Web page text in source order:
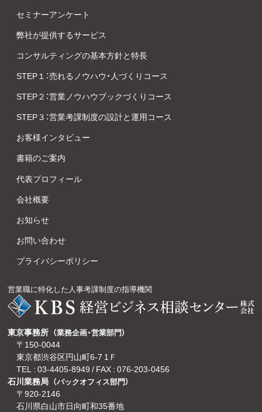
セミナーアンケート
弊社が提供するサービス
コンサルティングの基本方針と特長
STEP１：売れるノウハウ・人づくりコース
STEP２：営業ノウハウブックづくりコース
STEP３：営業考課制度の設計と運用コース
お客様インタビュー
書籍のご案内
代表プロフィール
会社概要
お知らせ
お問い合わせ
プライバシーポリシー
営業職に特化した人事考課制度の指導機関
東京事務所 （業務企画・営業部門）
〒150-0044
東京都渋谷区円山町6-7 1Ｆ
TEL : 03-4405-8949 / FAX : 076-203-0456
石川業務局 （バックオフィス部門）
〒920-2146
石川県白山市日向町和35番地